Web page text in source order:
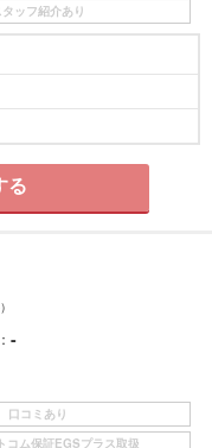
タッフ紹介あり
る
-
口コミあり
コム保証EGSプラス取扱